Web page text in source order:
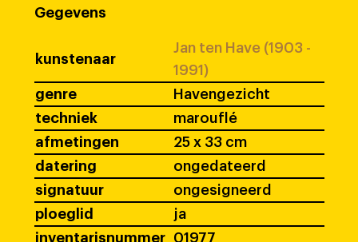
Gegevens
kunstenaar
Jan ten Have (1903 -
1991)
genre
Havengezicht
techniek
marouflé
afmetingen
25 x 33 cm
datering
ongedateerd
signatuur
ongesigneerd
ploeglid
ja
inventarisnummer
01977